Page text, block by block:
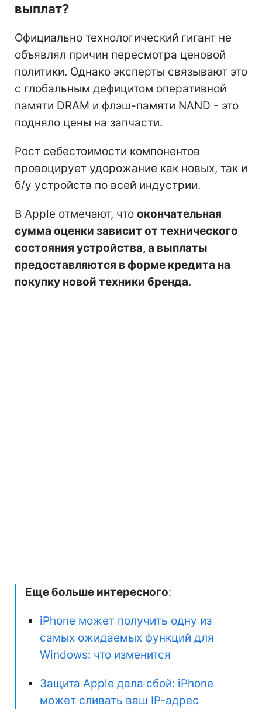
выплат?
Официально технологический гигант не
объявлял причин пересмотра ценовой
политики. Однако эксперты связывают это
с глобальным дефицитом оперативной
памяти DRAM и флэш-памяти NAND - это
подняло цены на запчасти.
Рост себестоимости компонентов
провоцирует удорожание как новых, так и
б/у устройств по всей индустрии.
В Apple отмечают, что окончательная
сумма оценки зависит от технического
состояния устройства, а выплаты
предоставляются в форме кредита на
покупку новой техники бренда.
Еще больше интересного:
iPhone может получить одну из
самых ожидаемых функций для
Windows: что изменится
Защита Apple дала сбой: iPhone
может сливать ваш IP-адрес